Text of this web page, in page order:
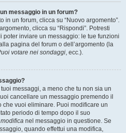
messaggio in un forum?
in un forum, clicca su “Nuovo argomento”.
clicca su “Rispondi”. Potresti
inviare un messaggio: le tue funzioni
pagina del forum o dell’argomento (la
votare nei sondaggi, ecc.).
messaggi, a meno che tu non sia un
cancellare un messaggio premendo il
vuoi eliminare. Puoi modificare un
periodo di tempo dopo il suo
modifica nel messaggio in questione. Se
quando effettui una modifica,